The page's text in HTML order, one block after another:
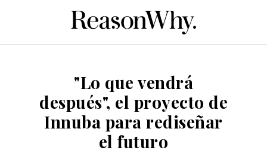
"Lo que vendrá
después", el proyecto de
Innuba para rediseñar
el futuro